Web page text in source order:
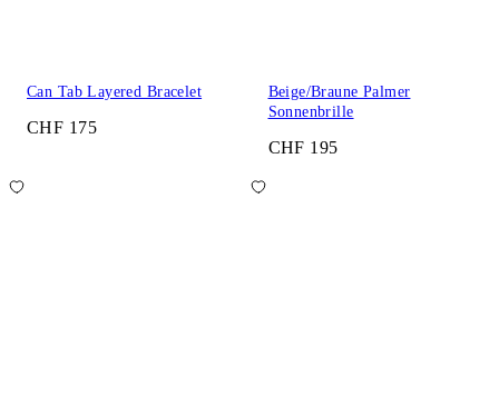
Can Tab Layered Bracelet
CHF 175
Beige/Braune Palmer
Sonnenbrille
CHF 195